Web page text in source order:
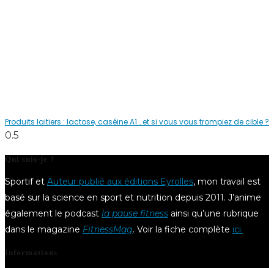
Produits laitiers : lactose, caséine A1… et si vous vous trompiez de cible ?
Qui suis-je ?
Sportif et Auteur publié aux éditions Eyrolles, mon travail est
basé sur la science en sport et nutrition depuis 2011. J’anime
également le podcast la pause fitness ainsi qu’une rubrique
dans le magazine FitnessMag. Voir la fiche complète ici.
Informations